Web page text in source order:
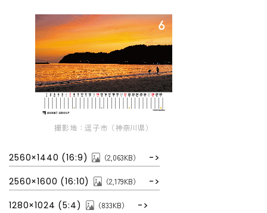
撮影地：逗子市（神奈川県）
2560×1440 (16:9) （2,063KB）
2560×1600 (16:10) （2,179KB）
1280×1024 (5:4) （833KB）